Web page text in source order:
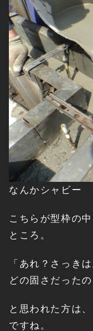
なんかシャビー
こちらが型枠の
ところ。
「あれ？さっき
どの固さだったの
と思われた方は
ですね。